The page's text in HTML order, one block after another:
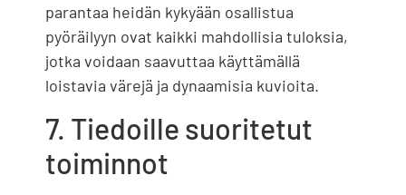
parantaa heidän kykyään osallistua
pyöräilyyn ovat kaikki mahdollisia tuloksia,
jotka voidaan saavuttaa käyttämällä
loistavia värejä ja dynaamisia kuvioita.
7. Tiedoille suoritetut
toiminnot